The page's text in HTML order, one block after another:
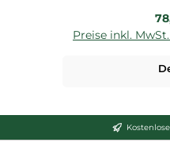
Preise inkl.